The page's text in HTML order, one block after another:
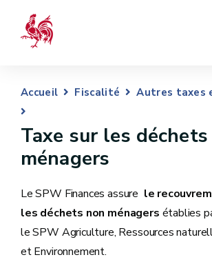
Accueil Fiscalité Autres taxes
Taxe sur les
ménagers
Le SPW Finances assure le
les déchets non ménagers établies
le SPW Agriculture, Ressources
et Environnement.